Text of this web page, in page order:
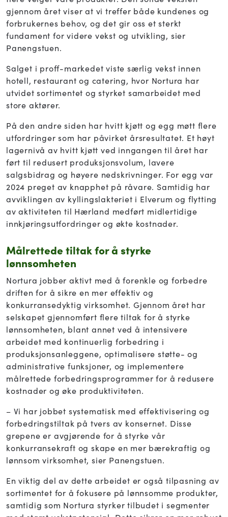
gjennom året viser at vi treffer både kundenes og
forbrukernes behov, og det gir oss et sterkt
fundament for videre vekst og utvikling, sier
Panengstuen.
Salget i proff-markedet viste særlig vekst innen
hotell, restaurant og catering, hvor Nortura har
utvidet sortimentet og styrket samarbeidet med
store aktører.
På den andre siden har hvitt kjøtt og egg møtt flere
utfordringer som har påvirket årsresultatet. Et høyt
lagernivå av hvitt kjøtt ved inngangen til året har
ført til redusert produksjonsvolum, lavere
salgsbidrag og høyere nedskrivninger. For egg var
2024 preget av knapphet på råvare. Samtidig har
avviklingen av kyllingslakteriet i Elverum og flytting
av aktiviteten til Hærland medført midlertidige
innkjøringsutfordringer og økte kostnader.
Målrettede tiltak for å styrke
lønnsomheten
Nortura jobber aktivt med å forenkle og forbedre
driften for å sikre en mer effektiv og
konkurransedyktig virksomhet. Gjennom året har
selskapet gjennomført flere tiltak for å styrke
lønnsomheten, blant annet ved å intensivere
arbeidet med kontinuerlig forbedring i
produksjonsanleggene, optimalisere støtte- og
administrative funksjoner, og implementere
målrettede forbedringsprogrammer for å redusere
kostnader og øke produktiviteten.
– Vi har jobbet systematisk med effektivisering og
forbedringstiltak på tvers av konsernet. Disse
grepene er avgjørende for å styrke vår
konkurransekraft og skape en mer bærekraftig og
lønnsom virksomhet, sier Panengstuen.
En viktig del av dette arbeidet er også tilpasning av
sortimentet for å fokusere på lønnsomme produkter,
samtidig som Nortura styrker tilbudet i segmenter